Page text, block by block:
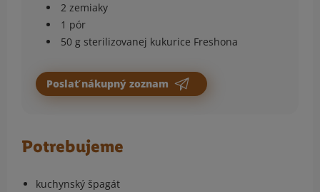
2 zemiaky
1 pór
50 g sterilizovanej kukurice Freshona
Poslať nákupný zoznam
Potrebujeme
kuchynský špagát